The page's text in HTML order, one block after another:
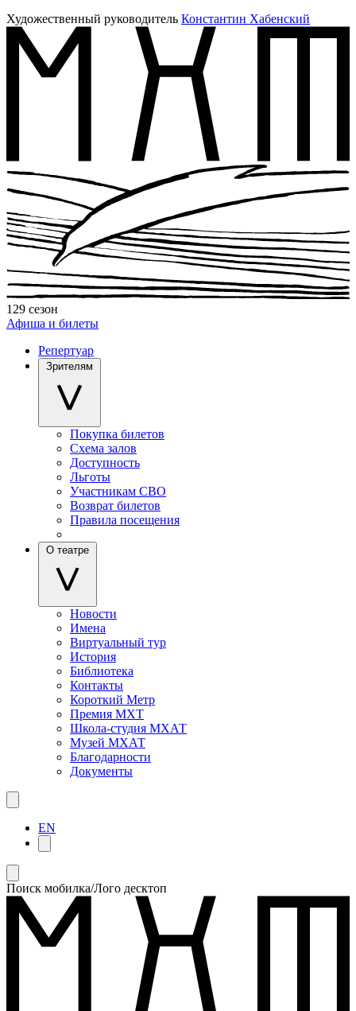
Художественный руководитель Константин Хабенский
129 сезон
Афиша и билеты
Репертуар
Зрителям
Покупка билетов
Схема залов
Доступность
Льготы
Участникам СВО
Возврат билетов
Правила посещения
О театре
Новости
Имена
Виртуальный тур
История
Библиотека
Контакты
Короткий Метр
Премия МХТ
Школа-студия МХАТ
Музей МХАТ
Благодарности
Документы
EN
Поиск мобилка/Лого десктоп